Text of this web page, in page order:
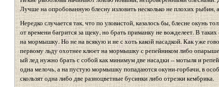
Лучше на опробованную блесну изловить несколько не плохих рыбин,
Нередко случается так, что по уловистой, казалось бы, блесне окунь
от времени багрится за щеку, но брать приманку не вожделеет. В
на мормышку. Но не на всякую и не с хоть какой насадкой. Как уже
первому льду охотнее клюет на мормышку с репейником либо
ый лед нужно брать с собой как минимум две насадки -- мотыля и
одна мелочь, а на пустую мормышку попадаются окуни-горбачи, в
скользят одна либо две разноцветные бусинки либо отрезки кембрика.